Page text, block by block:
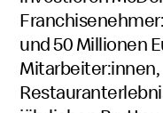
und 50 Millionen